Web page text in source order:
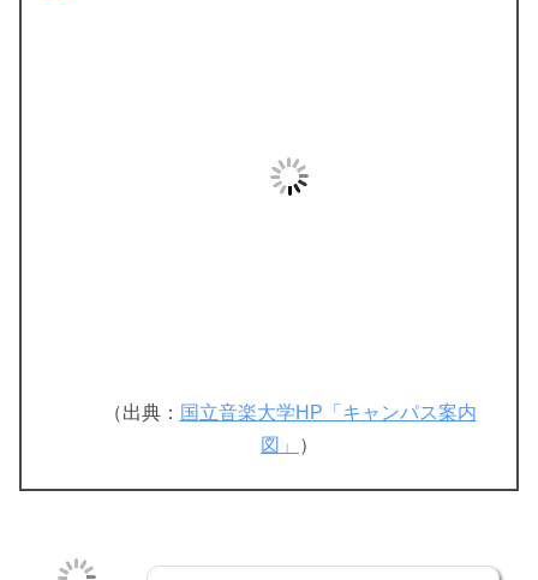
（出典： 国立音楽大学HP「キャンパス案内
図」
）